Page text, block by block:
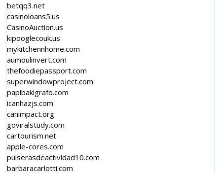
betqq3.net
casinoloans5.us
CasinoAuction.us
kipooglecouk.us
mykitchennhome.com
aumoulinvert.com
thefoodiepassport.com
superwindowproject.com
papibakigrafo.com
icanhazjs.com
canimpact.org
goviralstudy.com
cartourism.net
apple-cores.com
pulserasdeactividad10.com
barbaracarlotti.com